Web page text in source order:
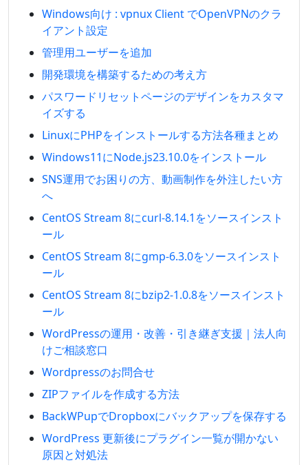
Windows向け : vpnux Client でOpenVPNのクラ
イアント設定
管理用ユーザーを追加
開発環境を構築するための考え方
パスワードリセットページのデザインをカスタマ
イズする
LinuxにPHPをインストールする方法各種まとめ
Windows11にNode.js23.10.0をインストール
SNS運用でお困りの方、動画制作を外注したい方
へ
CentOS Stream 8にcurl-8.14.1をソースインスト
ール
CentOS Stream 8にgmp-6.3.0をソースインスト
ール
CentOS Stream 8にbzip2-1.0.8をソースインスト
ール
WordPressの運用・改善・引き継ぎ支援｜法人向
けご相談窓口
Wordpressのお問合せ
ZIPファイルを作成する方法
BackWPupでDropboxにバックアップを保存する
WordPress 更新後にプラグイン一覧が開かない
原因と対処法